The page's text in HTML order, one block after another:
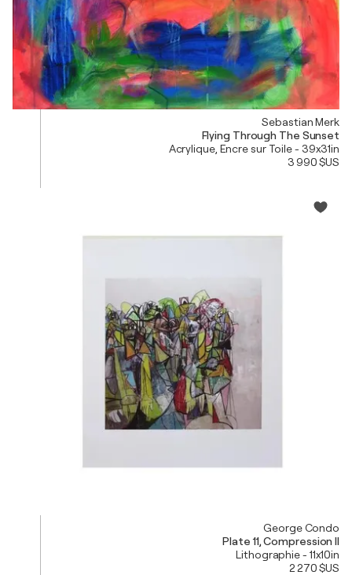
Sebastian Merk
Flying Through The Sunset
Acrylique, Encre sur Toile - 39x31in
3 990 $US
George Condo
Plate 11, Compression II
Lithographie - 11x10in
2 270 $US